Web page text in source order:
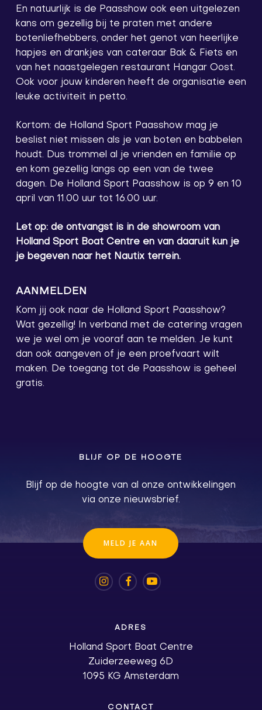
En natuurlijk is de Paasshow ook een uitgelezen
kans om gezellig bij te praten met andere
botenliefhebbers, onder het genot van heerlijke
hapjes en drankjes van cateraar Bak & Fiets en
van het naastgelegen restaurant Hangar Oost.
Ook voor jouw kinderen heeft de organisatie een
leuke activiteit in petto.
Kortom: de Holland Sport Paasshow mag je
beslist niet missen als je van boten en babbelen
houdt. Dus trommel al je vrienden en familie op
en kom gezellig langs op een van de twee
dagen. De Holland Sport Paasshow is op 9 en 10
april van 11.00 uur tot 16.00 uur.
Let op: de ontvangst is in de showroom van
Holland Sport Boat Centre en van daaruit kun je
je begeven naar het Nautix terrein.
AANMELDEN
Kom jij ook naar de Holland Sport Paasshow?
Wat gezellig! In verband met de catering vragen
we je wel om je vooraf aan te melden. Je kunt
dan ook aangeven of je een proefvaart wilt
maken. De toegang tot de Paasshow is geheel
gratis.
BLIJF OP DE HOOGTE
Blijf op de hoogte van al onze ontwikkelingen
via onze nieuwsbrief.
MELD JE AAN
ADRES
Holland Sport Boat Centre
Zuiderzeeweg 6D
1095 KG Amsterdam
CONTACT